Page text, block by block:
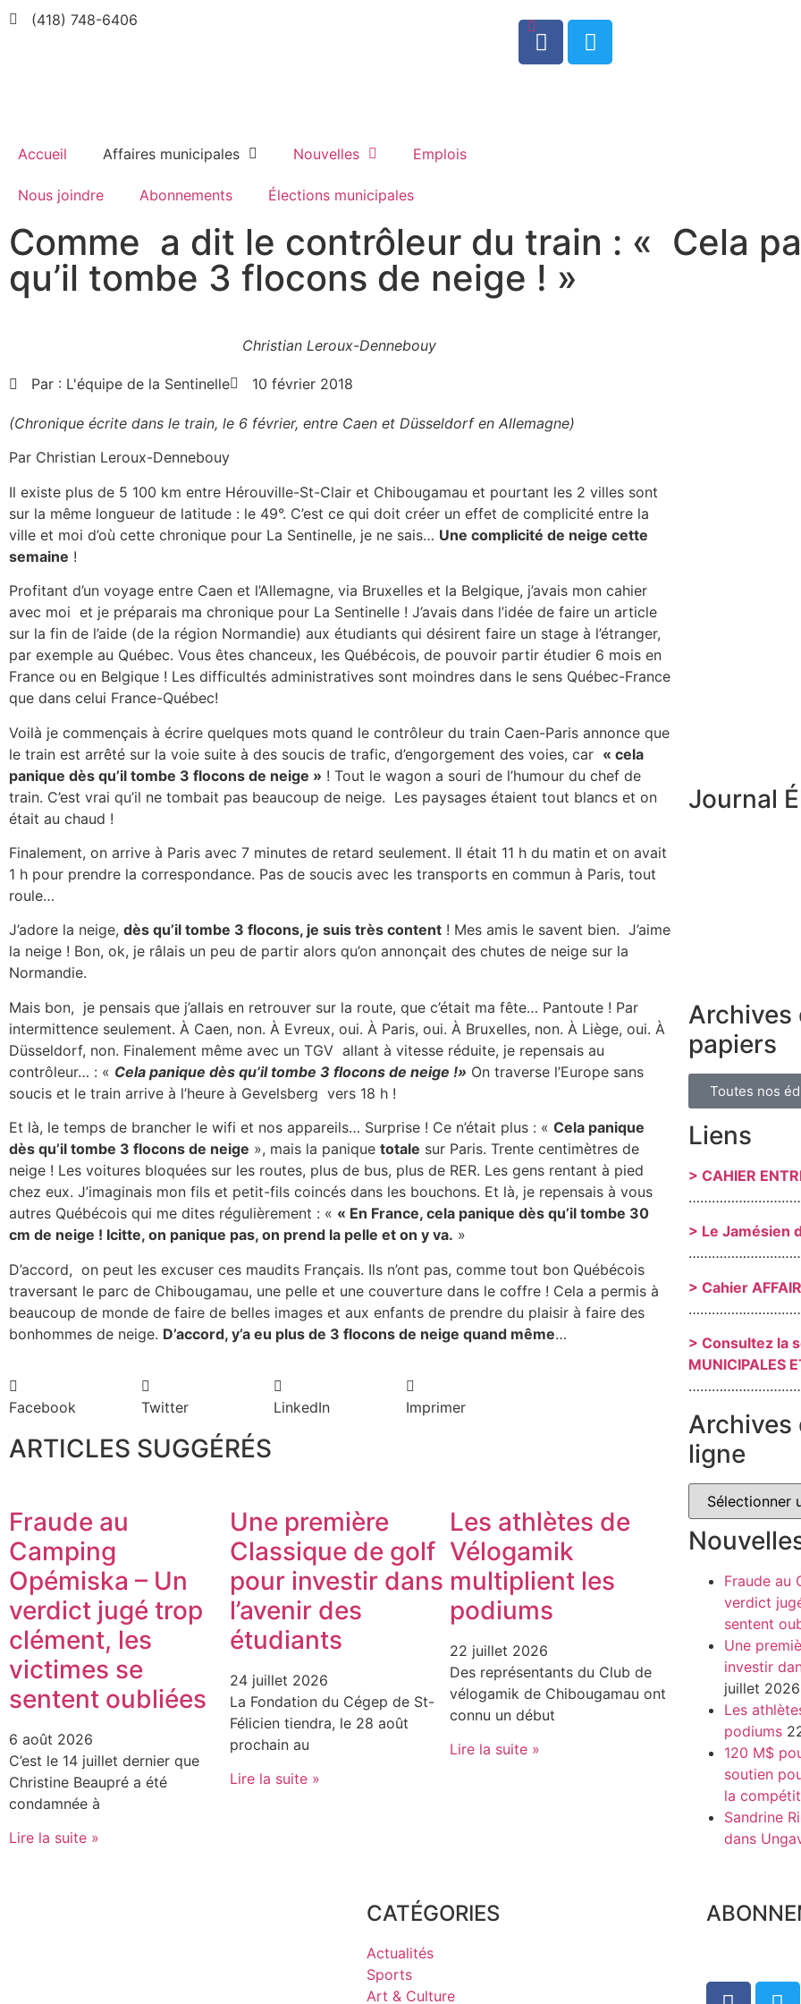
(418) 748-6406
0
Accueil Affaires municipales Nouvelles Emplois
Nous joindre Abonnements Élections municipales
Comme a dit le contrôleur du train : « Cela
qu’il tombe 3 flocons de neige ! »
Christian Leroux-Dennebouy
Par : L'équipe de la Sentinelle 10 février 2018
(Chronique écrite dans le train, le 6 février, entre Caen et Düsseldorf en Allemagne)
Par Christian Leroux-Dennebouy
Il existe plus de 5 100 km entre Hérouville-St-Clair et Chibougamau et pourtant les 2 villes sont
sur la même longueur de latitude : le 49°. C’est ce qui doit créer un effet de complicité entre la
ville et moi d’où cette chronique pour La Sentinelle, je ne sais… Une complicité de neige cette
semaine !
Profitant d’un voyage entre Caen et l’Allemagne, via Bruxelles et la Belgique, j’avais mon cahier
avec moi et je préparais ma chronique pour La Sentinelle ! J’avais dans l’idée de faire un article
sur la fin de l’aide (de la région Normandie) aux étudiants qui désirent faire un stage à l’étranger,
par exemple au Québec. Vous êtes chanceux, les Québécois, de pouvoir partir étudier 6 mois en
France ou en Belgique ! Les difficultés administratives sont moindres dans le sens Québec-France
que dans celui France-Québec!
Voilà je commençais à écrire quelques mots quand le contrôleur du train Caen-Paris annonce que
le train est arrêté sur la voie suite à des soucis de trafic, d’engorgement des voies, car « cela
panique dès qu’il tombe 3 flocons de neige » ! Tout le wagon a souri de l’humour du chef de
train. C’est vrai qu’il ne tombait pas beaucoup de neige. Les paysages étaient tout blancs et on
était au chaud !
Finalement, on arrive à Paris avec 7 minutes de retard seulement. Il était 11 h du matin et on avait
1 h pour prendre la correspondance. Pas de soucis avec les transports en commun à Paris, tout
roule…
J’adore la neige, dès qu’il tombe 3 flocons, je suis très content ! Mes amis le savent bien. J’aime
la neige ! Bon, ok, je râlais un peu de partir alors qu’on annonçait des chutes de neige sur la
Normandie.
Mais bon, je pensais que j’allais en retrouver sur la route, que c’était ma fête… Pantoute ! Par
intermittence seulement. À Caen, non. À Evreux, oui. À Paris, oui. À Bruxelles, non. À Liège, oui. À
Düsseldorf, non. Finalement même avec un TGV allant à vitesse réduite, je repensais au
contrôleur… : « Cela panique dès qu’il tombe 3 flocons de neige !» On traverse l’Europe sans
soucis et le train arrive à l’heure à Gevelsberg vers 18 h !
Et là, le temps de brancher le wifi et nos appareils… Surprise ! Ce n’était plus : « Cela panique
dès qu’il tombe 3 flocons de neige », mais la panique totale sur Paris. Trente centimètres de
neige ! Les voitures bloquées sur les routes, plus de bus, plus de RER. Les gens rentant à pied
chez eux. J’imaginais mon fils et petit-fils coincés dans les bouchons. Et là, je repensais à vous
autres Québécois qui me dites régulièrement : « « En France, cela panique dès qu’il tombe 30
cm de neige ! Icitte, on panique pas, on prend la pelle et on y va. »
D’accord, on peut les excuser ces maudits Français. Ils n’ont pas, comme tout bon Québécois
traversant le parc de Chibougamau, une pelle et une couverture dans le coffre ! Cela a permis à
beaucoup de monde de faire de belles images et aux enfants de prendre du plaisir à faire des
bonhommes de neige. D’accord, y’a eu plus de 3 flocons de neige quand même…
Facebook Twitter LinkedIn Imprimer
ARTICLES SUGGÉRÉS
Fraude au
Camping
Opémiska – Un
verdict jugé trop
clément, les
victimes se
sentent oubliées
6 août 2026
C’est le 14 juillet dernier que
Christine Beaupré a été
condamnée à
Lire la suite »
Une première
Classique de golf
pour investir dans
l’avenir des
étudiants
24 juillet 2026
La Fondation du Cégep de St-
Félicien tiendra, le 28 août
prochain au
Lire la suite »
Les athlètes de
Vélogamik
multiplient les
podiums
22 juillet 2026
Des représentants du Club de
vélogamik de Chibougamau ont
connu un début
Lire la suite »
Journal
Archives
papiers
Toutes nos
Liens
> CAHIER
> Le Jamésien
> Cahier
> Consultez la
MUNICIPALES
Archives
ligne
Fraude au
verdict
sentent
Une
investir
juillet 2026
Les
podiums
120 M$
soutien
la
Sandrine
dans
CATÉGORIES
Actualités
Sports
Art & Culture